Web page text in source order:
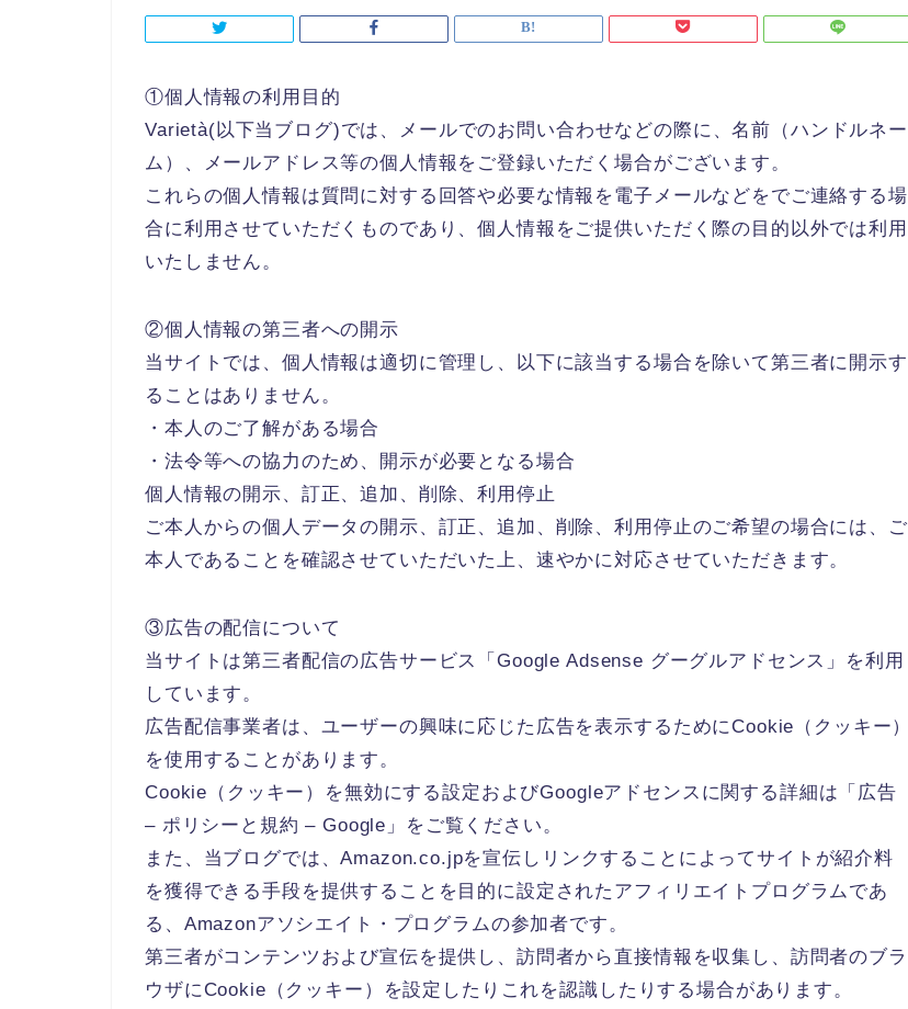
①個人情報の利用目的
Varietà(以下当ブログ)では、メールでのお問い合わせなどの際に、名前（ハンドルネー
ム）、メールアドレス等の個人情報をご登録いただく場合がございます。
これらの個人情報は質問に対する回答や必要な情報を電子メールなどをでご連絡する場
合に利用させていただくものであり、個人情報をご提供いただく際の目的以外では利用
いたしません。
②個人情報の第三者への開示
当サイトでは、個人情報は適切に管理し、以下に該当する場合を除いて第三者に開示す
ることはありません。
・本人のご了解がある場合
・法令等への協力のため、開示が必要となる場合
個人情報の開示、訂正、追加、削除、利用停止
ご本人からの個人データの開示、訂正、追加、削除、利用停止のご希望の場合には、ご
本人であることを確認させていただいた上、速やかに対応させていただきます。
③広告の配信について
当サイトは第三者配信の広告サービス「Google Adsense グーグルアドセンス」を利用
しています。
広告配信事業者は、ユーザーの興味に応じた広告を表示するためにCookie（クッキー）
を使用することがあります。
Cookie（クッキー）を無効にする設定およびGoogleアドセンスに関する詳細は「広告
– ポリシーと規約 – Google」をご覧ください。
また、当ブログでは、Amazon.co.jpを宣伝しリンクすることによってサイトが紹介料
を獲得できる手段を提供することを目的に設定されたアフィリエイトプログラムであ
る、Amazonアソシエイト・プログラムの参加者です。
第三者がコンテンツおよび宣伝を提供し、訪問者から直接情報を収集し、訪問者のブラ
ウザにCookie（クッキー）を設定したりこれを認識したりする場合があります。